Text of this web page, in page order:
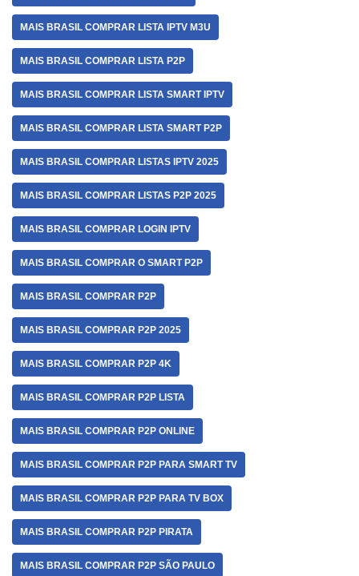
MAIS BRASIL COMPRAR LISTA IPTV M3U
MAIS BRASIL COMPRAR LISTA P2P
MAIS BRASIL COMPRAR LISTA SMART IPTV
MAIS BRASIL COMPRAR LISTA SMART P2P
MAIS BRASIL COMPRAR LISTAS IPTV 2025
MAIS BRASIL COMPRAR LISTAS P2P 2025
MAIS BRASIL COMPRAR LOGIN IPTV
MAIS BRASIL COMPRAR O SMART P2P
MAIS BRASIL COMPRAR P2P
MAIS BRASIL COMPRAR P2P 2025
MAIS BRASIL COMPRAR P2P 4K
MAIS BRASIL COMPRAR P2P LISTA
MAIS BRASIL COMPRAR P2P ONLINE
MAIS BRASIL COMPRAR P2P PARA SMART TV
MAIS BRASIL COMPRAR P2P PARA TV BOX
MAIS BRASIL COMPRAR P2P PIRATA
MAIS BRASIL COMPRAR P2P SÃO PAULO